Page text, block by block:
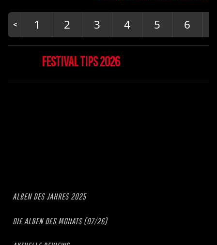
ALBEN DES JAHRES 2025
DIE ALBEN DES MONATS (07/26)
1 2 3 4 5 6
FESTIVAL TIPS 2026